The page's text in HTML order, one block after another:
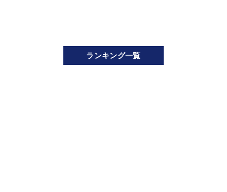
ランキング一覧